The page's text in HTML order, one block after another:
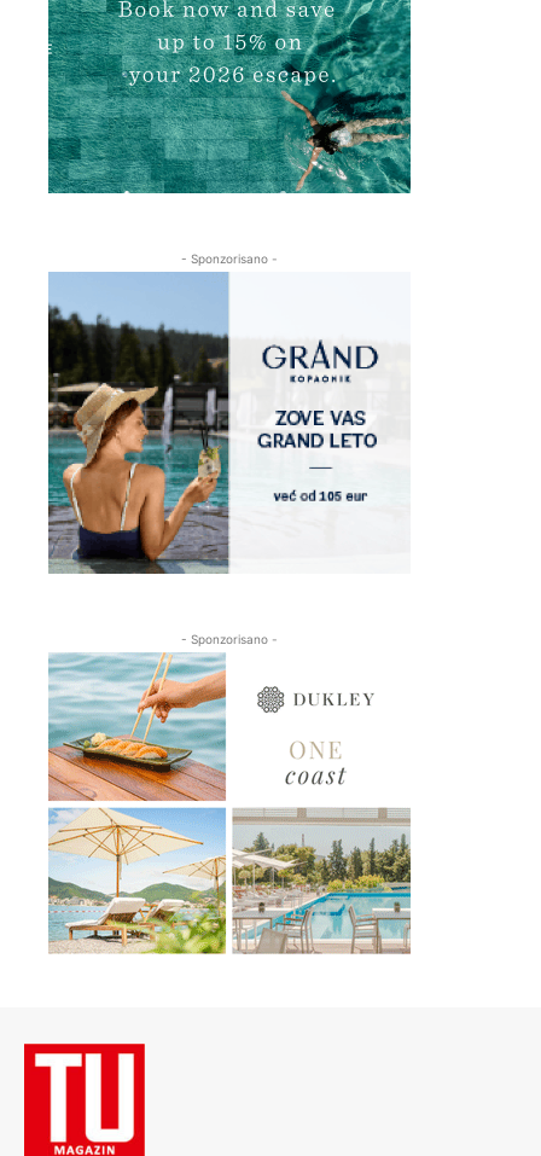
- Sponzorisano -
- Sponzorisano -